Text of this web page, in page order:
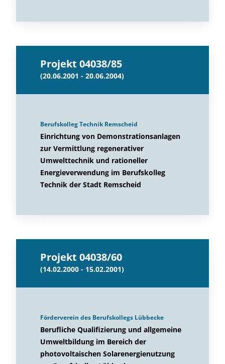
Projekt 04038/85
(20.06.2001 - 20.06.2004)
Berufskolleg Technik Remscheid
Einrichtung von Demonstrationsanlagen
zur Vermittlung regenerativer
Umwelttechnik und rationeller
Energieverwendung im Berufskolleg
Technik der Stadt Remscheid
Projekt 04038/60
(14.02.2000 - 15.02.2001)
Förderverein des Berufskollegs Lübbecke
Berufliche Qualifizierung und allgemeine
Umweltbildung im Bereich der
photovoltaischen Solarenergienutzung